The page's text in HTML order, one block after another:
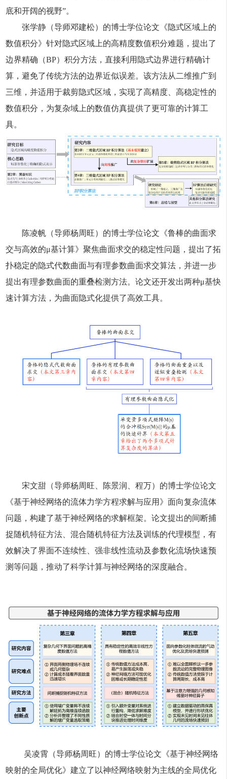
底和开阔的视野”。
张学静（导师邓建松）的博士学位论文《隐式区域上的
数值积分》针对隐式区域上的高精度数值积分难题，提出了
边界精确（BP）积分方法，直接利用隐式边界进行精确计
算，避免了传统方法的边界近似误差。该方法从二维推广到
三维，并适用于裁剪隐式区域，实现了高精度、高稳定性的
数值积分，为复杂域上的数值仿真提供了更可靠的计算工
具。
陈凌帆（导师杨周旺）的博士学位论文《鲁棒的曲面求
交与高效的μ基计算》聚焦曲面求交的稳定性问题，提出了拓
扑稳定的隐式代数曲面与有理参数曲面求交算法，并进一步
提出有理参数曲面的重叠检测方法。论文还开发出两种μ基快
速计算方法，为曲面隐式化提供了高效工具。
宋文甜（导师杨周旺、陈景润、程万）的博士学位论文
《基于神经网络的流体力学方程求解与应用》面向复杂流体
问题，构建了基于神经网络的求解框架。论文提出的间断捕
捉随机特征方法、混合随机特征方法及训练的代理模型，有
效解决了界面不连续性、强非线性流动及参数化流场快速预
测等问题，推动了科学计算与神经网络的深度融合。
吴凌霄（导师杨周旺）的博士学位论文《基于神经网络
映射的全局优化》建立了以神经网络映射为主线的全局优化